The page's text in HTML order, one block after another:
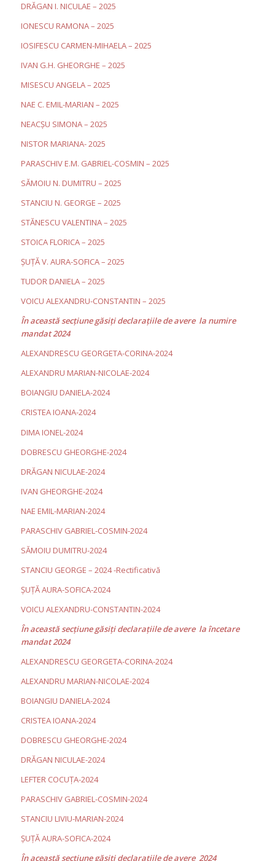
DRĂGAN I. NICULAE – 2025
IONESCU RAMONA – 2025
IOSIFESCU CARMEN-MIHAELA – 2025
IVAN G.H. GHEORGHE – 2025
MISESCU ANGELA – 2025
NAE C. EMIL-MARIAN – 2025
NEACȘU SIMONA – 2025
NISTOR MARIANA- 2025
PARASCHIV E.M. GABRIEL-COSMIN – 2025
SĂMOIU N. DUMITRU – 2025
STANCIU N. GEORGE – 2025
STĂNESCU VALENTINA – 2025
STOICA FLORICA – 2025
ȘUȚĂ V. AURA-SOFICA – 2025
TUDOR DANIELA – 2025
VOICU ALEXANDRU-CONSTANTIN – 2025
În această secţiune găsiţi declaraţiile de avere la numire
mandat 2024
ALEXANDRESCU GEORGETA-CORINA-2024
ALEXANDRU MARIAN-NICOLAE-2024
BOIANGIU DANIELA-2024
CRISTEA IOANA-2024
DIMA IONEL-2024
DOBRESCU GHEORGHE-2024
DRĂGAN NICULAE-2024
IVAN GHEORGHE-2024
NAE EMIL-MARIAN-2024
PARASCHIV GABRIEL-COSMIN-2024
SĂMOIU DUMITRU-2024
STANCIU GEORGE – 2024 -Rectificativă
ȘUȚĂ AURA-SOFICA-2024
VOICU ALEXANDRU-CONSTANTIN-2024
În această secţiune găsiţi declaraţiile de avere la încetare
mandat 2024
ALEXANDRESCU GEORGETA-CORINA-2024
ALEXANDRU MARIAN-NICOLAE-2024
BOIANGIU DANIELA-2024
CRISTEA IOANA-2024
DOBRESCU GHEORGHE-2024
DRĂGAN NICULAE-2024
LEFTER COCUȚA-2024
PARASCHIV GABRIEL-COSMIN-2024
STANCIU LIVIU-MARIAN-2024
ȘUȚĂ AURA-SOFICA-2024
În această secţiune găsiţi declaraţiile de avere 2024